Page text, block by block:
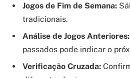
Jogos de Fim de Semana:
tradicionais.
Análise de Jogos Anteriores:
passados pode indicar o
Verificação Cruzada: